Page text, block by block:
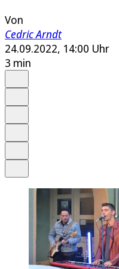
Von
Cedric Arndt
24.09.2022, 14:00 Uhr
3 min